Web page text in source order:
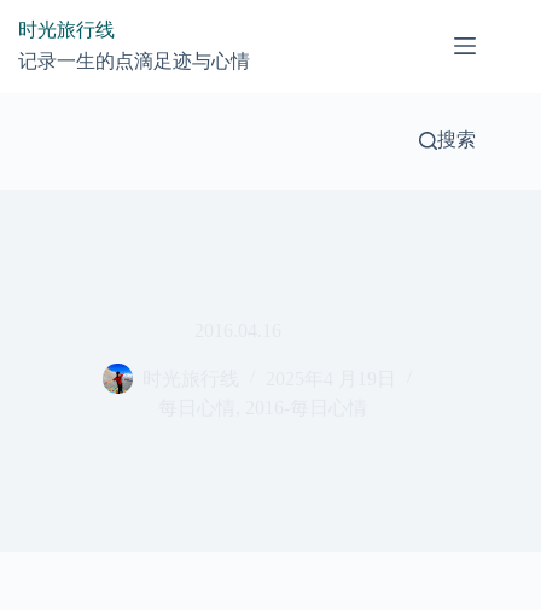
时光旅行线
记录一生的点滴足迹与心情
搜索